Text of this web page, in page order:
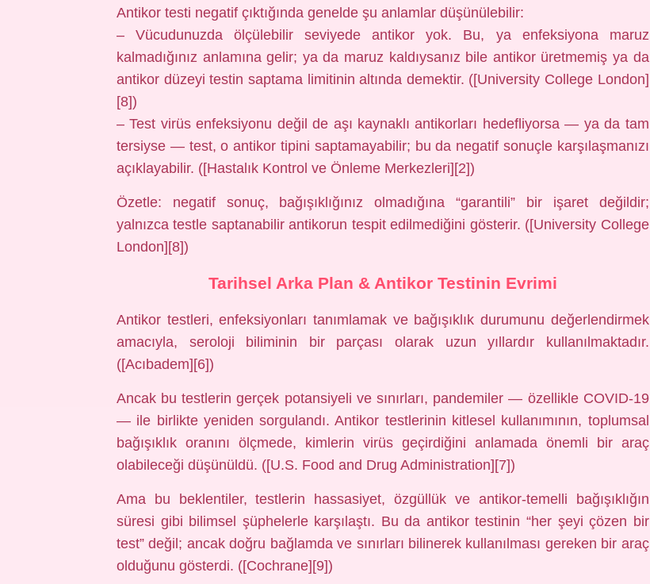
Antikor testi negatif çıktığında genelde şu anlamlar düşünülebilir:
– Vücudunuzda ölçülebilir seviyede antikor yok. Bu, ya enfeksiyona maruz
kalmadığınız anlamına gelir; ya da maruz kaldıysanız bile antikor üretmemiş ya da
antikor düzeyi testin saptama limitinin altında demektir. ([University College London]
[8])
– Test virüs enfeksiyonu değil de aşı kaynaklı antikorları hedefliyorsa — ya da tam
tersiyse — test, o antikor tipini saptamayabilir; bu da negatif sonuçle karşılaşmanızı
açıklayabilir. ([Hastalık Kontrol ve Önleme Merkezleri][2])
Özetle: negatif sonuç, bağışıklığınız olmadığına “garantili” bir işaret değildir;
yalnızca testle saptanabilir antikorun tespit edilmediğini gösterir. ([University College
London][8])
Tarihsel Arka Plan & Antikor Testinin Evrimi
Antikor testleri, enfeksiyonları tanımlamak ve bağışıklık durumunu değerlendirmek
amacıyla, seroloji biliminin bir parçası olarak uzun yıllardır kullanılmaktadır.
([Acıbadem][6])
Ancak bu testlerin gerçek potansiyeli ve sınırları, pandemiler — özellikle COVID‑19
— ile birlikte yeniden sorgulandı. Antikor testlerinin kitlesel kullanımının, toplumsal
bağışıklık oranını ölçmede, kimlerin virüs geçirdiğini anlamada önemli bir araç
olabileceği düşünüldü. ([U.S. Food and Drug Administration][7])
Ama bu beklentiler, testlerin hassasiyet, özgüllük ve antikor-temelli bağışıklığın
süresi gibi bilimsel şüphelerle karşılaştı. Bu da antikor testinin “her şeyi çözen bir
test” değil; ancak doğru bağlamda ve sınırları bilinerek kullanılması gereken bir araç
olduğunu gösterdi. ([Cochrane][9])